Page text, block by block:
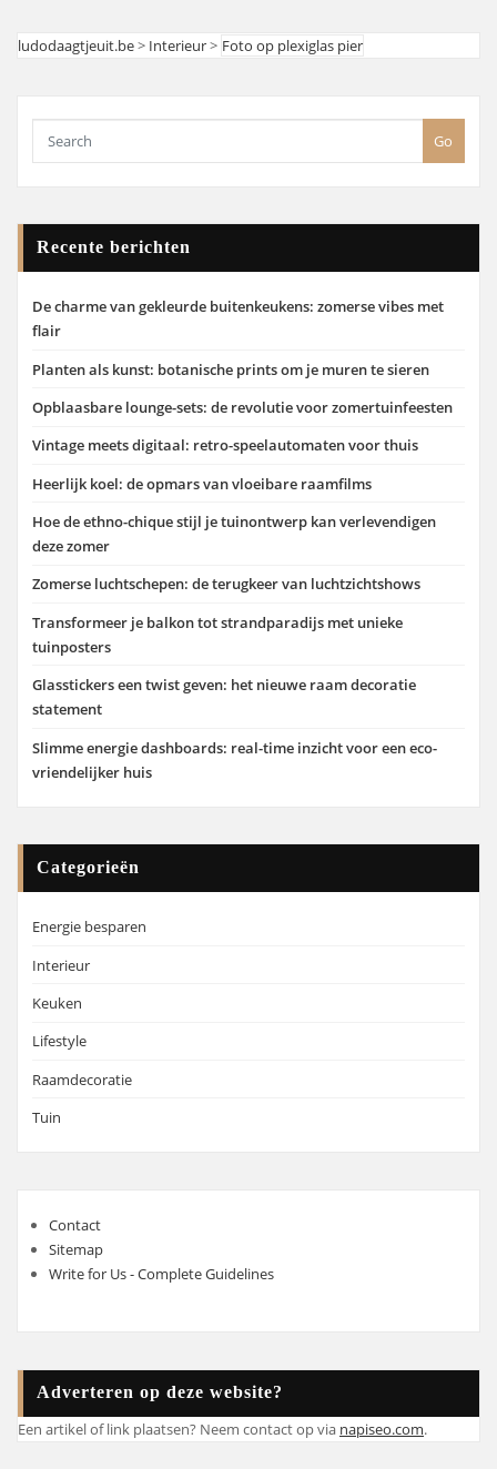
ludodaagtjeuit.be> Interieur> Foto op plexiglas pier
Go
Recente berichten
De charme van gekleurde buitenkeukens: zomerse vibes met
flair
Planten als kunst: botanische prints om je muren te sieren
Opblaasbare lounge-sets: de revolutie voor zomertuinfeesten
Vintage meets digitaal: retro-speelautomaten voor thuis
Heerlijk koel: de opmars van vloeibare raamfilms
Hoe de ethno-chique stijl je tuinontwerp kan verlevendigen
deze zomer
Zomerse luchtschepen: de terugkeer van luchtzichtshows
Transformeer je balkon tot strandparadijs met unieke
tuinposters
Glasstickers een twist geven: het nieuwe raam decoratie
statement
Slimme energie dashboards: real-time inzicht voor een eco-
vriendelijker huis
Categorieën
Energie besparen
Interieur
Keuken
Lifestyle
Raamdecoratie
Tuin
Contact
Sitemap
Write for Us - Complete Guidelines
Adverteren op deze website?
Een artikel of link plaatsen? Neem contact op via napiseo.com.